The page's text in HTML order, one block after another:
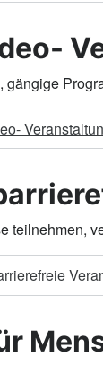
teilnehmen,